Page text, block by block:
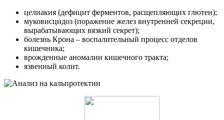
целиакия (дефицит ферментов, расщепляющих глютен);
муковисцидоз (поражение желез внутренней секреции,
вырабатывающих вязкий секрет);
болезнь Крона – воспалительный процесс отделов
кишечника;
врожденные аномалии кишечного тракта;
язвенный колит.